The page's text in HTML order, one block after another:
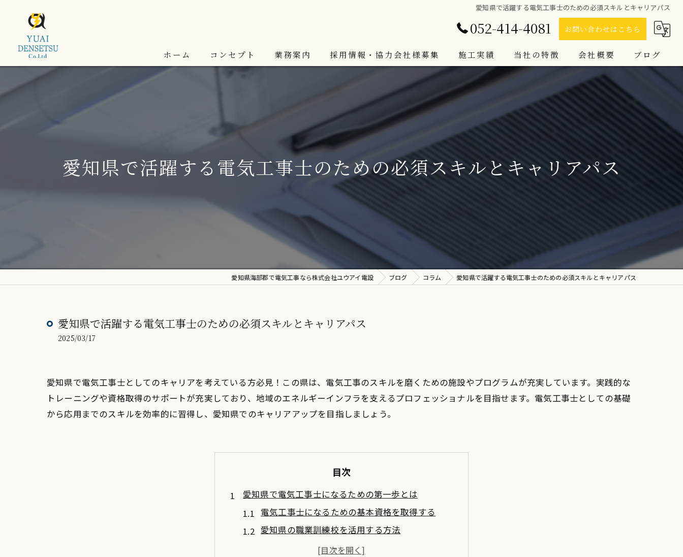
愛知県で活躍する電気工事士のための必須スキルとキャリアパス
052-414-4081 お問い合わせはこちら
ホーム コンセプト 業務案内 採用情報・協力会社様募集 施工実績 当社の特徴
LED照明
空調工事
インターホン
会社概要 ブログ
愛知県で活躍する電気工事士のための必須スキルとキャリアパス
愛知県海部郡で電気工事なら株式会社ユウアイ電設 ブログ コラム 愛知県で活躍する電気工事士のための必須スキルとキャリアパス
愛知県で活躍する電気工事士のための必須スキルとキャリアパス
2025/03/17
愛知県で電気工事士としてのキャリアを考えている方必見！この県は、電気工事のスキルを磨くための施設やプログラムが充実しています。実践的な
トレーニングや資格取得のサポートが充実しており、地域のエネルギーインフラを支えるプロフェッショナルを目指せます。電気工事士としての基礎
から応用までのスキルを効率的に習得し、愛知県でのキャリアアップを目指しましょう。
目次
愛知県で電気工事士になるための第一歩とは
電気工事士になるための基本資格を取得する
愛知県の職業訓練校を活用する方法
地域の専門機関で知識を深める手段